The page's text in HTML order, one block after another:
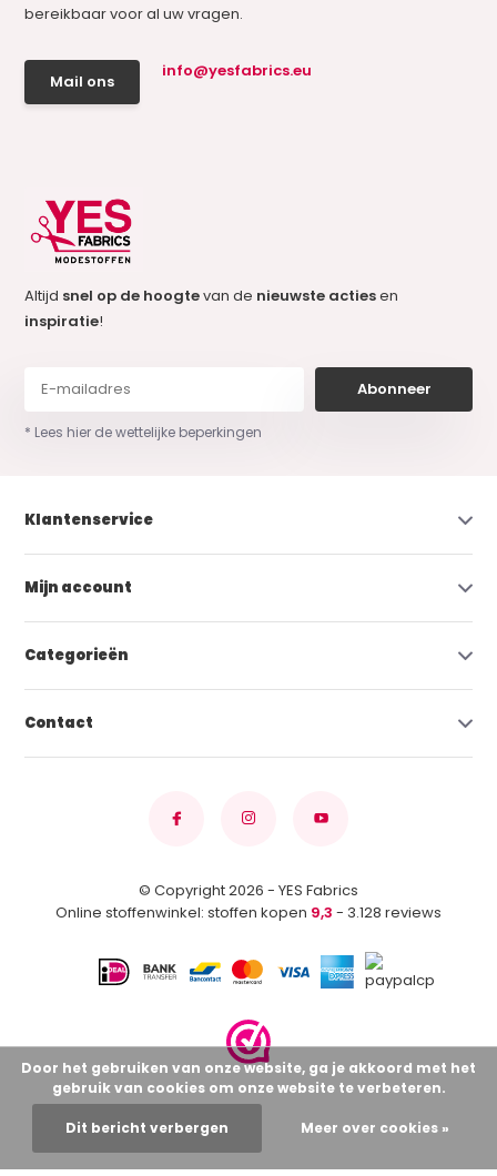
bereikbaar voor al uw vragen.
Mail ons
info@yesfabrics.eu
Altijd snel op de hoogtevan de nieuwste actiesen
inspiratie!
Abonneer
* Lees hier de wettelijke beperkingen
Klantenservice
Mijn account
Categorieën
Contact
© Copyright 2026 - YES Fabrics
Online stoffenwinkel: stoffen kopen 9,3 - 3.128 reviews
Door het gebruiken van onze website, ga je akkoord met het
gebruik van cookies om onze website te verbeteren.
Dit bericht verbergen Meer over cookies »